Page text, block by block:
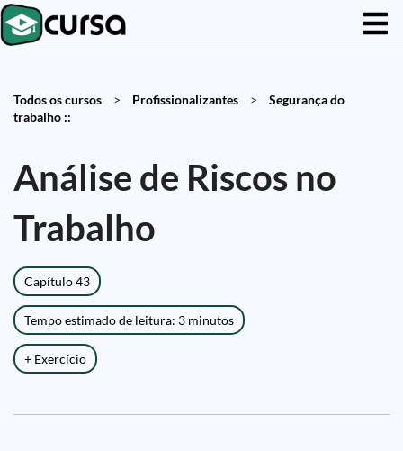
Todos os cursos > Profissionalizantes >
Segurança do
trabalho ::
Análise de Riscos no
Trabalho
Capítulo 43
Tempo estimado de leitura: 3 minutos
+ Exercício